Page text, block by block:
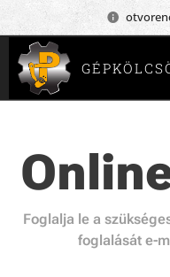
Foglalja le a
foglalását e-